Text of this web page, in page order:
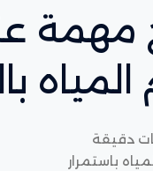
مهمة
دقيقة
باستمرار